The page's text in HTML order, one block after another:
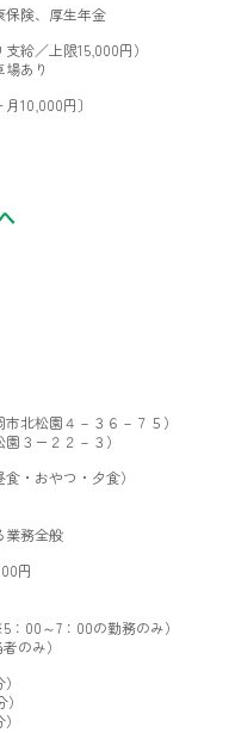
保険、厚生年金
給／上限15,000円）
あり
10,000円〕
北松園４－３６－７５）
３ー２２－３）
・おやつ・夕食）
業務全般
円
00～7：00の勤務のみ）
のみ）